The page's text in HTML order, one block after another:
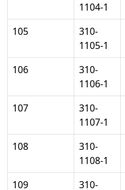
1104-1
105
310-
1105-1
106
310-
1106-1
107
310-
1107-1
108
310-
1108-1
109
310-